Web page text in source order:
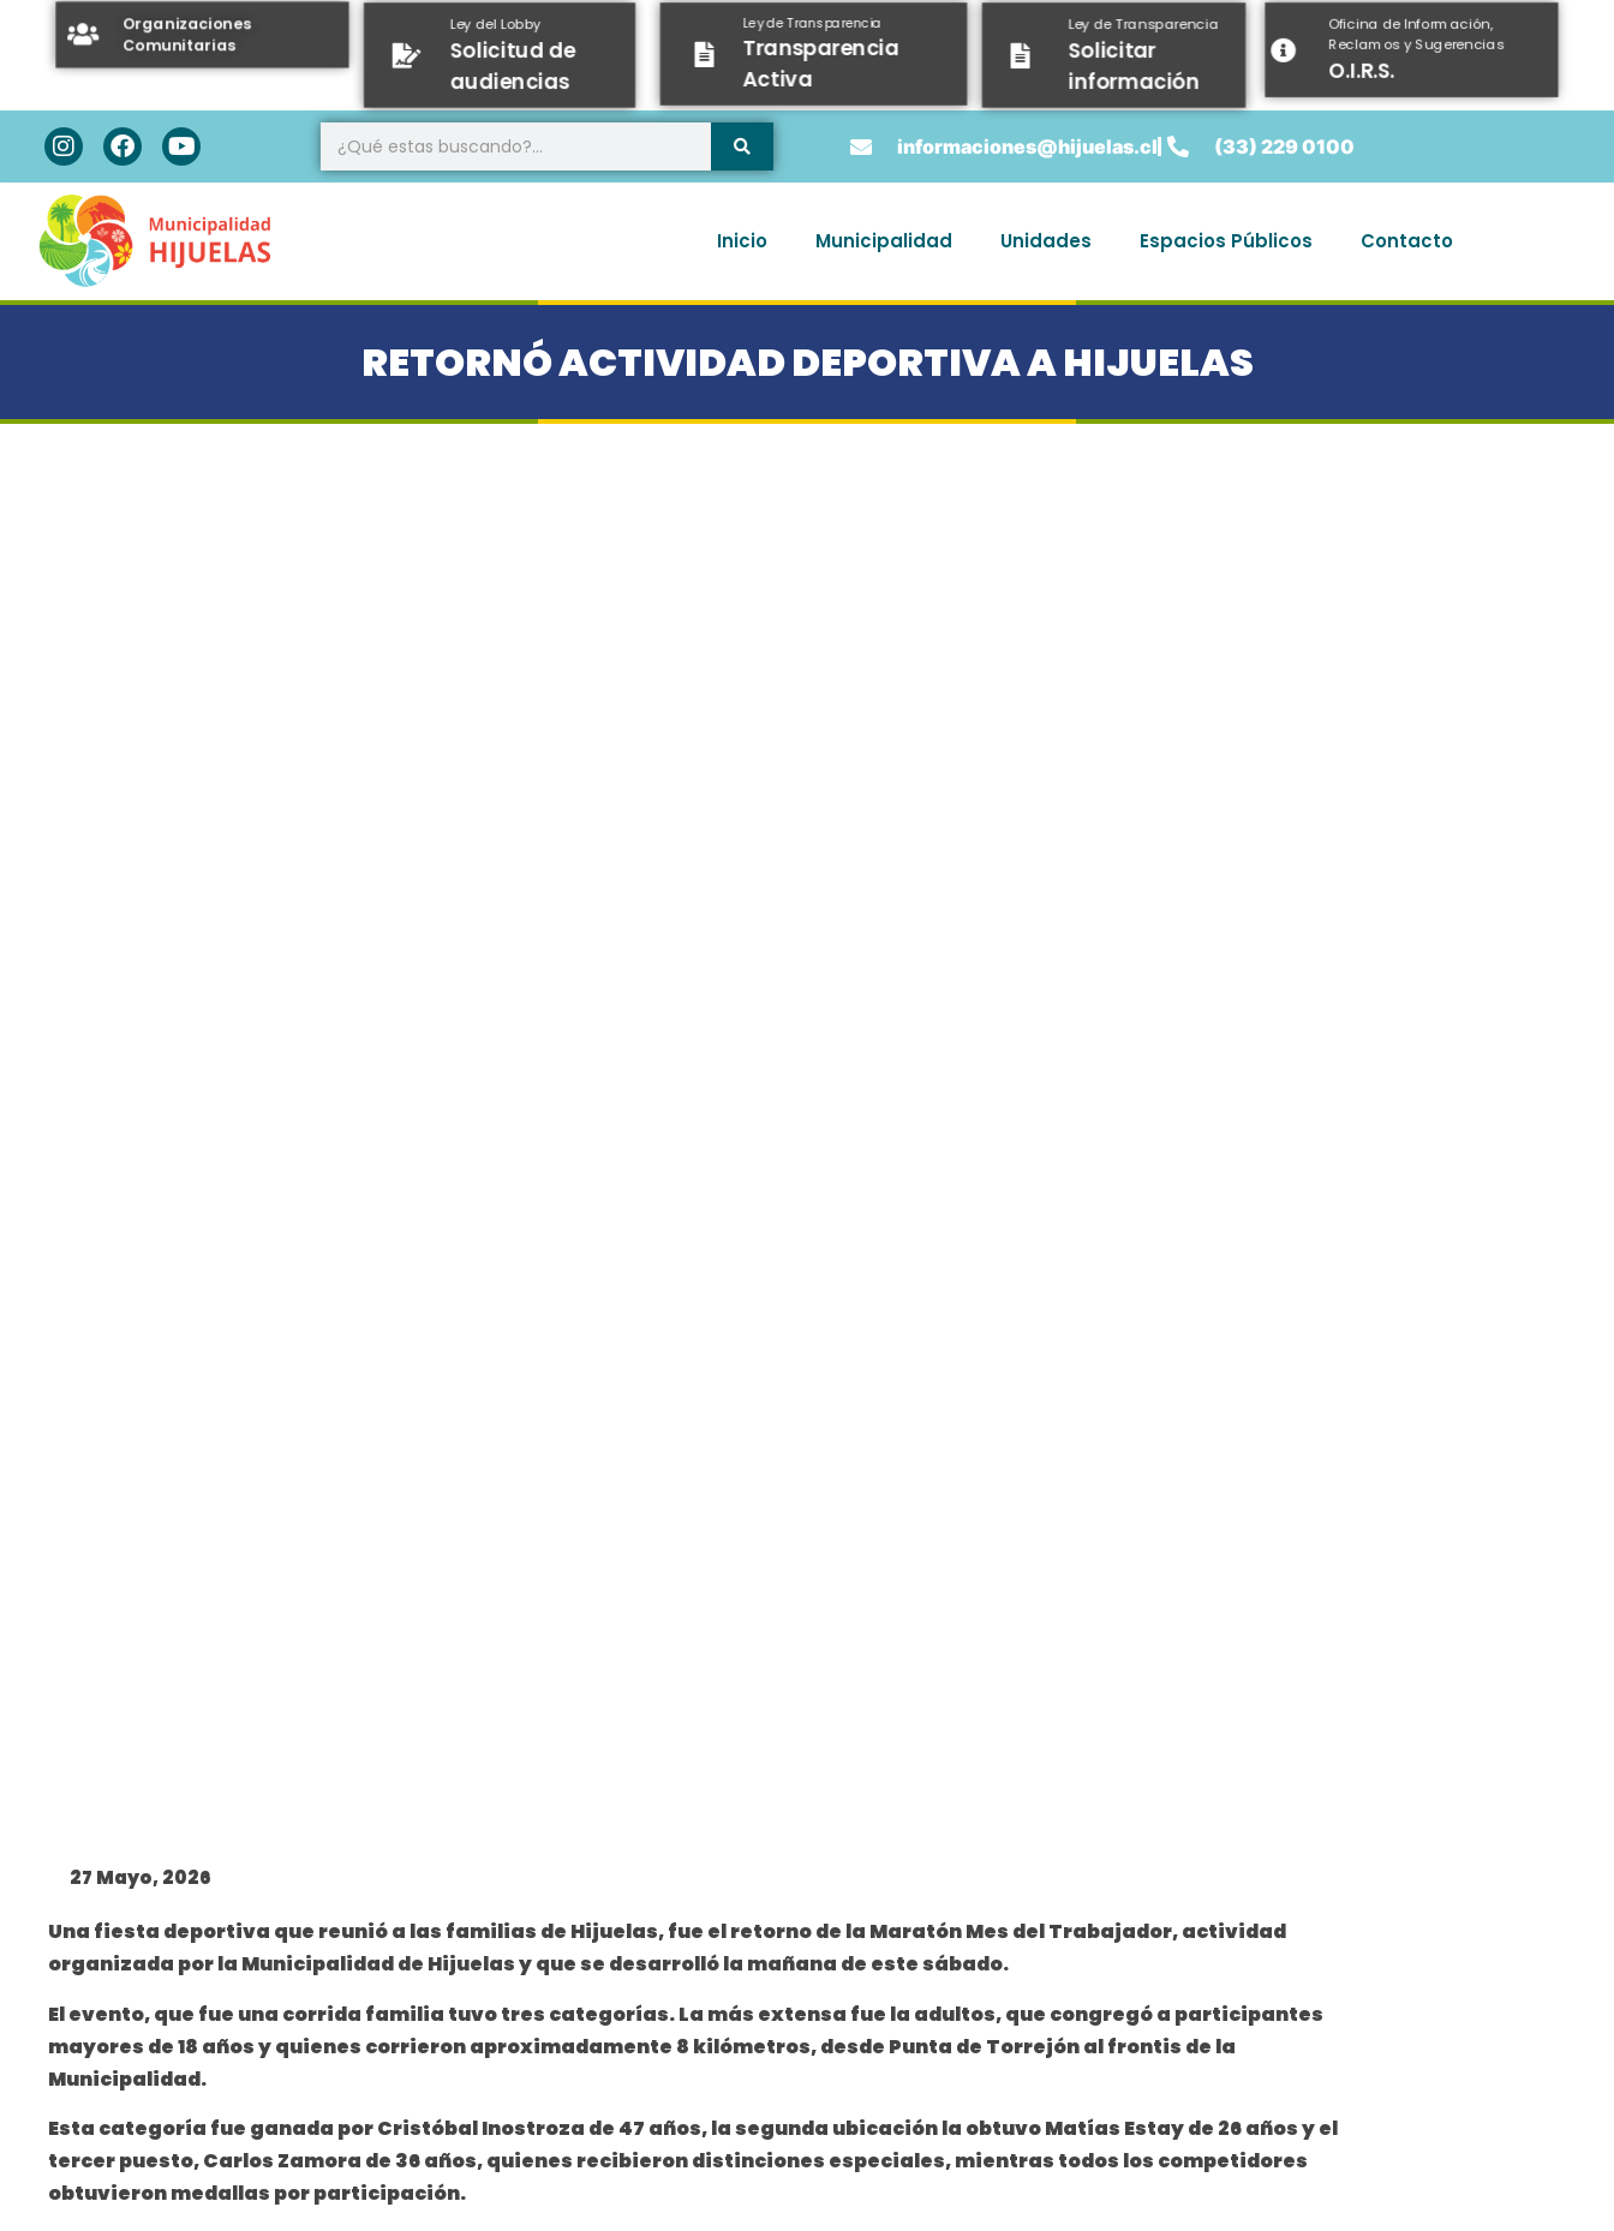
Organizaciones
Comunitarias
Ley del Lobby
Solicitud de
audiencias
Ley de Transparencia
Transparencia
Activa
Ley de Transparencia
Solicitar
información
Oficina de Información,
Reclamos y Sugerencias
O.I.R.S.
informaciones@hijuelas.cl (33) 229 0100
Inicio Municipalidad Unidades Espacios Públicos Contacto
RETORNÓ ACTIVIDAD DEPORTIVA A HIJUELAS
27 Mayo, 2026
Una fiesta deportiva que reunió a las familias de Hijuelas, fue el retorno de la Maratón Mes del Trabajador, actividad
organizada por la Municipalidad de Hijuelas y que se desarrolló la mañana de este sábado.
El evento, que fue una corrida familia tuvo tres categorías. La más extensa fue la adultos, que congregó a participantes
mayores de 18 años y quienes corrieron aproximadamente 8 kilómetros, desde Punta de Torrejón al frontis de la
Municipalidad.
Esta categoría fue ganada por Cristóbal Inostroza de 47 años, la segunda ubicación la obtuvo Matías Estay de 26 años y el
tercer puesto, Carlos Zamora de 36 años, quienes recibieron distinciones especiales, mientras todos los competidores
obtuvieron medallas por participación.